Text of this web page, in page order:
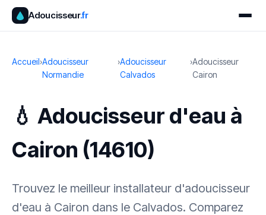
Adoucisseur.fr
Accueil›Adoucisseur
Normandie
›Adoucisseur
Calvados
›Adoucisseur
Cairon
💧 Adoucisseur d'eau à
Cairon (14610)
Trouvez le meilleur installateur d'adoucisseur
d'eau à Cairon dans le Calvados. Comparez